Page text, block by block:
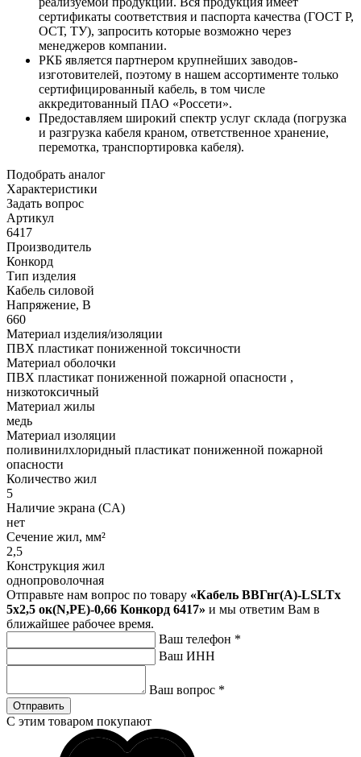
сертификаты соответствия и паспорта качества (ГОСТ Р,
ОСТ, ТУ), запросить которые возможно через
менеджеров компании.
РКБ является партнером крупнейших заводов-
изготовителей, поэтому в нашем ассортименте только
сертифицированный кабель, в том числе
аккредитованный ПАО «Россети».
Предоставляем широкий спектр услуг склада (погрузка
и разгрузка кабеля краном, ответственное хранение,
перемотка, транспортировка кабеля).
Подобрать аналог
Характеристики
Задать вопрос
Артикул
6417
Производитель
Конкорд
Тип изделия
Кабель силовой
Напряжение, В
660
Материал изделия/изоляции
ПВХ пластикат пониженной токсичности
Материал оболочки
ПВХ пластикат пониженной пожарной опасности ,
низкотоксичный
Материал жилы
медь
Материал изоляции
поливинилхлоридный пластикат пониженной пожарной
опасности
Количество жил
5
Наличие экрана (CA)
нет
Сечение жил, мм²
2,5
Конструкция жил
однопроволочная
Отправьте нам вопрос по товару «Кабель ВВГнг(A)-LSLTx
5х2,5 ок(N,PE)-0,66 Конкорд 6417» и мы ответим Вам в
ближайшее рабочее время.
Ваш телефон *
Ваш ИНН
Ваш вопрос *
Отправить
С этим товаром покупают